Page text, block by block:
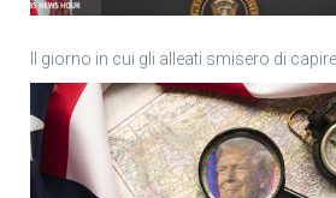
Il giorno in cui gli alleati smisero di